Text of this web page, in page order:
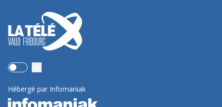
Use setting
Hébergé par Infomaniak